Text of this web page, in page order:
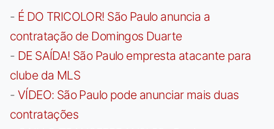
- É DO TRICOLOR! São Paulo anuncia a
contratação de Domingos Duarte
- DE SAÍDA! São Paulo empresta atacante para
clube da MLS
- VÍDEO: São Paulo pode anunciar mais duas
contratações